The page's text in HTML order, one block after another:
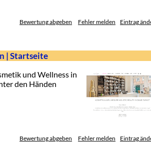
Bewertung abgeben Fehler melden Eintrag
| Startseite
und Wellness in
den Händen
Bewertung abgeben Fehler melden Eintrag